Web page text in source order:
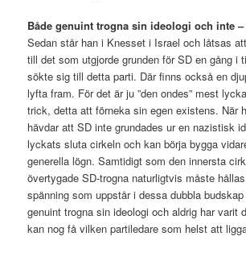
Både genuint trogna sin ideologi och inte
Sedan står han i Knesset i Israel och låtsas
till det som utgjorde grunden för SD en gång i
sökte sig till detta parti. Där finns också en
lyfta fram. För det är ju ”den ondes” mest
trick, detta att förneka sin egen existens. När
hävdar att SD inte grundades ur en nazistisk
lyckats sluta cirkeln och kan börja bygga
generella lögn. Samtidigt som den innersta
övertygade SD-trogna naturligtvis måste
spänning som uppstår i dessa dubbla
genuint trogna sin ideologi och aldrig har varit
kan nog få vilken partiledare som helst att